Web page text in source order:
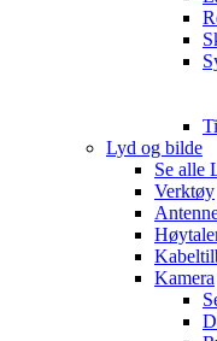
Lyd og bilde
Se alle
Verktøy
Kamera